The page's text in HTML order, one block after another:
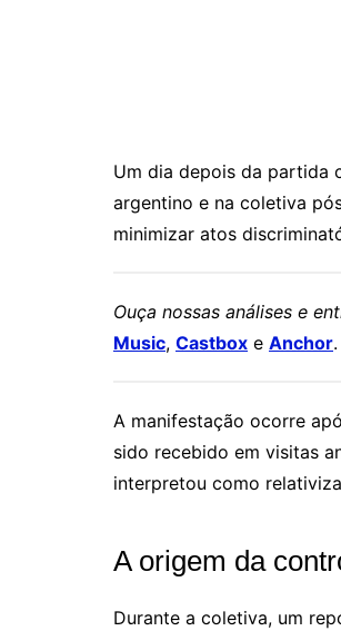
Um dia depois da partida
argentino e na coletiva
minimizar atos
Ouça nossas análises e
Music, Castbox e Anchor.
A manifestação ocorre
sido recebido em visitas
interpretou como
A origem da
Durante a coletiva, um